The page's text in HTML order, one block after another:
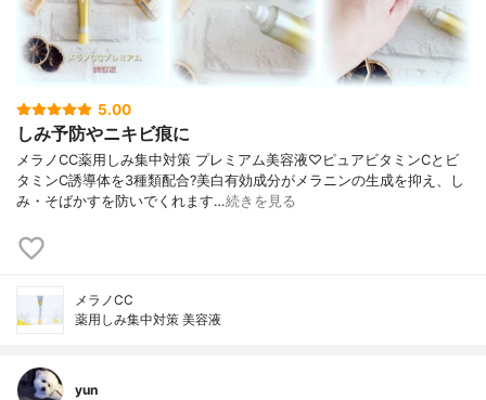
5.00
しみ予防やニキビ痕に
メラノCC薬用しみ集中対策 プレミアム美容液♡ピュアビタミンCとビ
タミンC誘導体を3種類配合?美白有効成分がメラニンの生成を抑え、し
み・そばかすを防いでくれます…続きを見る
メラノCC
薬用しみ集中対策 美容液
yun